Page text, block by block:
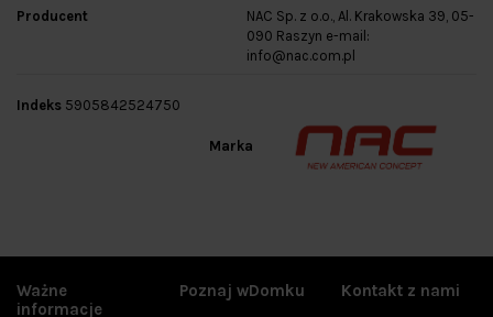
Producent
NAC Sp. z o.o., Al. Krakowska 39, 05-
090 Raszyn e-mail:
info@nac.com.pl
Marka
Indeks 5905842524750
Ważne
informacje
Poznaj wDomku Kontakt z nami